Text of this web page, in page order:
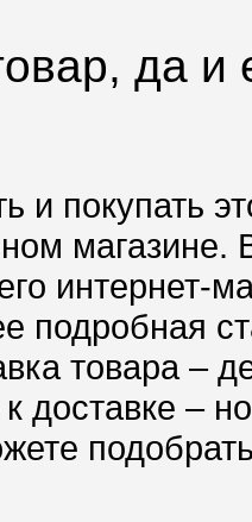
да
и покупать
магазине.
интернет-
подробная
товара –
доставке –